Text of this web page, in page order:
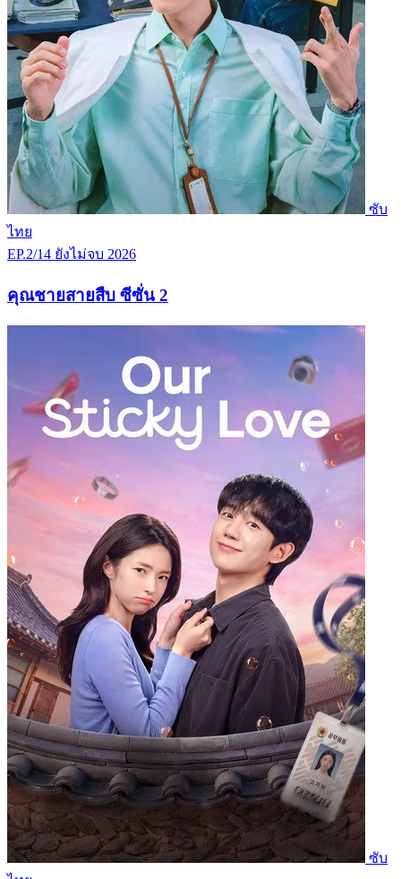
ซับ
ไทย
EP.2/14 ยังไม่จบ 2026
คุณชายสายสืบ ซีซั่น 2
ซับ